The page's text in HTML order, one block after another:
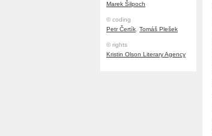
Marek Šilpoch
© coding
Petr Čertík, Tomáš Plešek
© rights
Kristin Olson Literary Agency